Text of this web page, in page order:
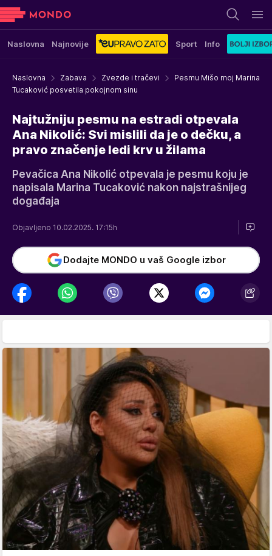
Naslovna Najnovije Sport Info
Naslovna Zabava Zvezde i tračevi
Pesmu Mišo moj Marina
Tucaković posvetila pokojnom sinu
Najtužniju pesmu na estradi otpevala
Ana Nikolić: Svi mislili da je o dečku, a
pravo značenje ledi krv u žilama
Pevačica Ana Nikolić otpevala je pesmu koju je
napisala Marina Tucaković nakon najstrašnijeg
događaja
Objavljeno 10.02.2025. 17:15h
Dodajte MONDO u vaš Google izbor